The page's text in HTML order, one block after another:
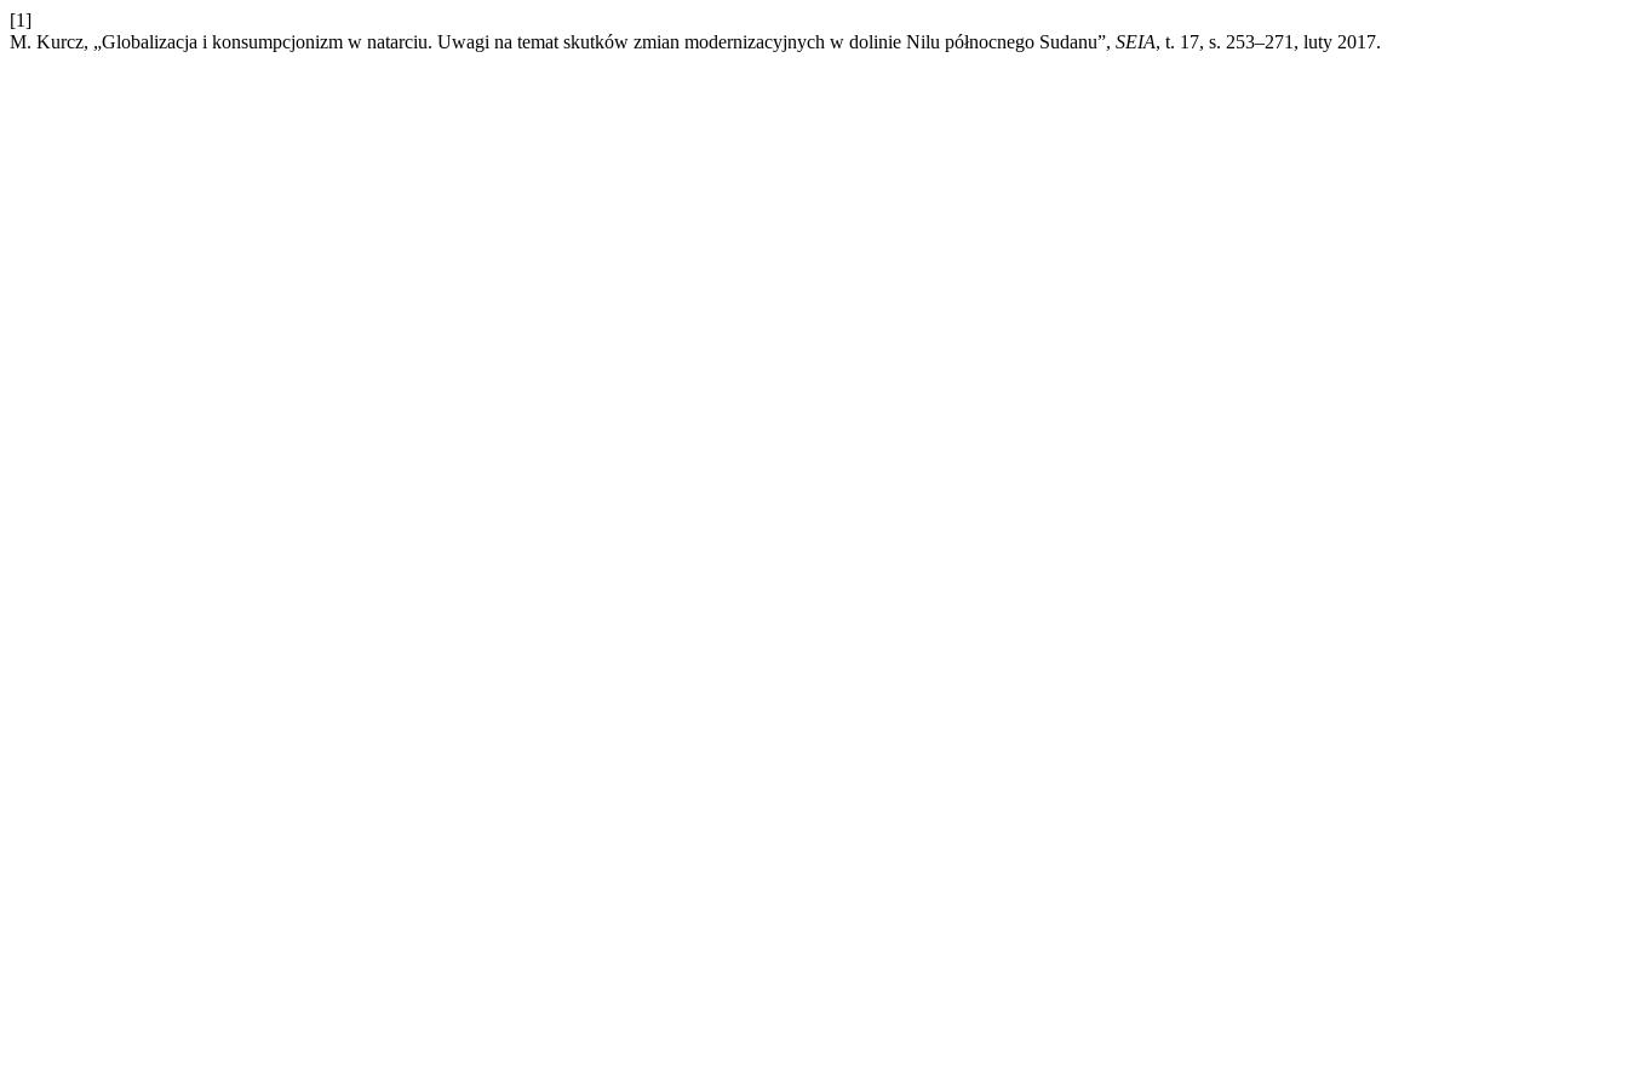
[1]
M. Kurcz, „Globalizacja i konsumpcjonizm w natarciu. Uwagi na temat skutków zmian modernizacyjnych w dolinie Nilu północnego Sudanu”, SEIA, t. 17, s. 253–271, luty 2017.